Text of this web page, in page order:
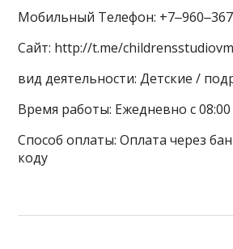
Мобильный Телефон:
Сайт: http://t.me/
вид деятельности: Детские /
Время работы: Ежедневно с 08:00
Способ оплаты: Оплата через
коду